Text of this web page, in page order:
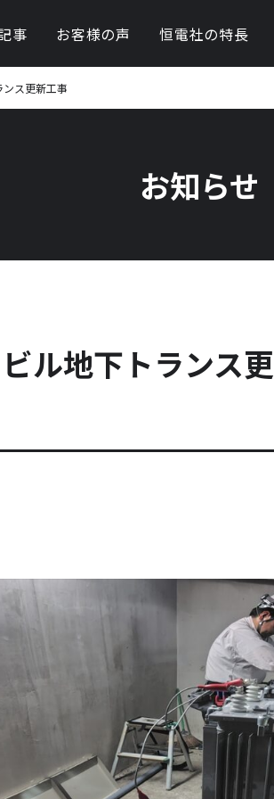
・更新工事
事 お客様の声 恒電社の特長
ス更新工事
お知らせ
ル地下トランス更